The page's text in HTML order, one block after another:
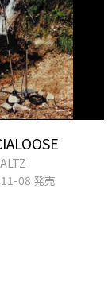
ALTZ
08 発売